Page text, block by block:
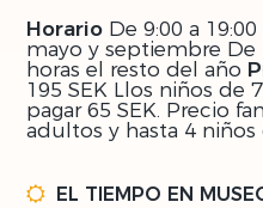
Horario De 9:00 a
mayo y septiembre De
horas el resto del año
195 SEK Llos niños de
pagar 65 SEK. Precio
adultos y hasta 4
EL TIEMPO EN